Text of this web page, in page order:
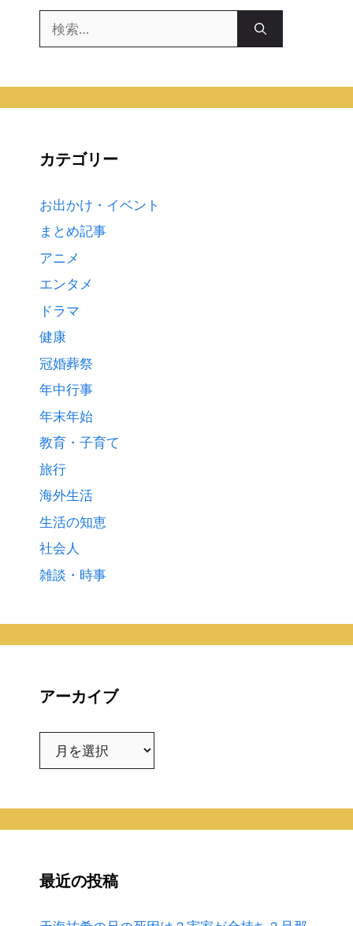
索:
カテゴリー
お出かけ・イベント
まとめ記事
アニメ
エンタメ
ドラマ
健康
冠婚葬祭
年中行事
年末年始
教育・子育て
旅行
海外生活
生活の知恵
社会人
雑談・時事
アーカイブ
最近の投稿